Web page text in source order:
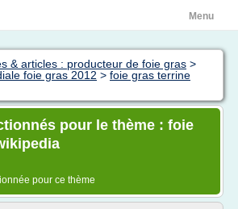
Menu
& articles : producteur de foie gras >
foie gras 2012 > foie gras terrine
pour le thème : foie
pour ce thème